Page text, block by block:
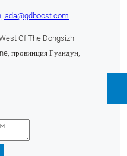
Of The Dongsizhi
провинция Гуандун,